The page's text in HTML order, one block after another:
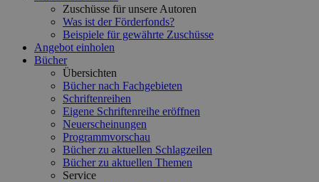
Zuschüsse für unsere Autoren
Was ist der Förderfonds?
Beispiele für gewährte Zuschüsse
Angebot einholen
Bücher
Übersichten
Bücher nach Fachgebieten
Schriftenreihen
Eigene Schriftenreihe eröffnen
Neuerscheinungen
Programmvorschau
Bücher zu aktuellen Schlagzeilen
Bücher zu aktuellen Themen
Service